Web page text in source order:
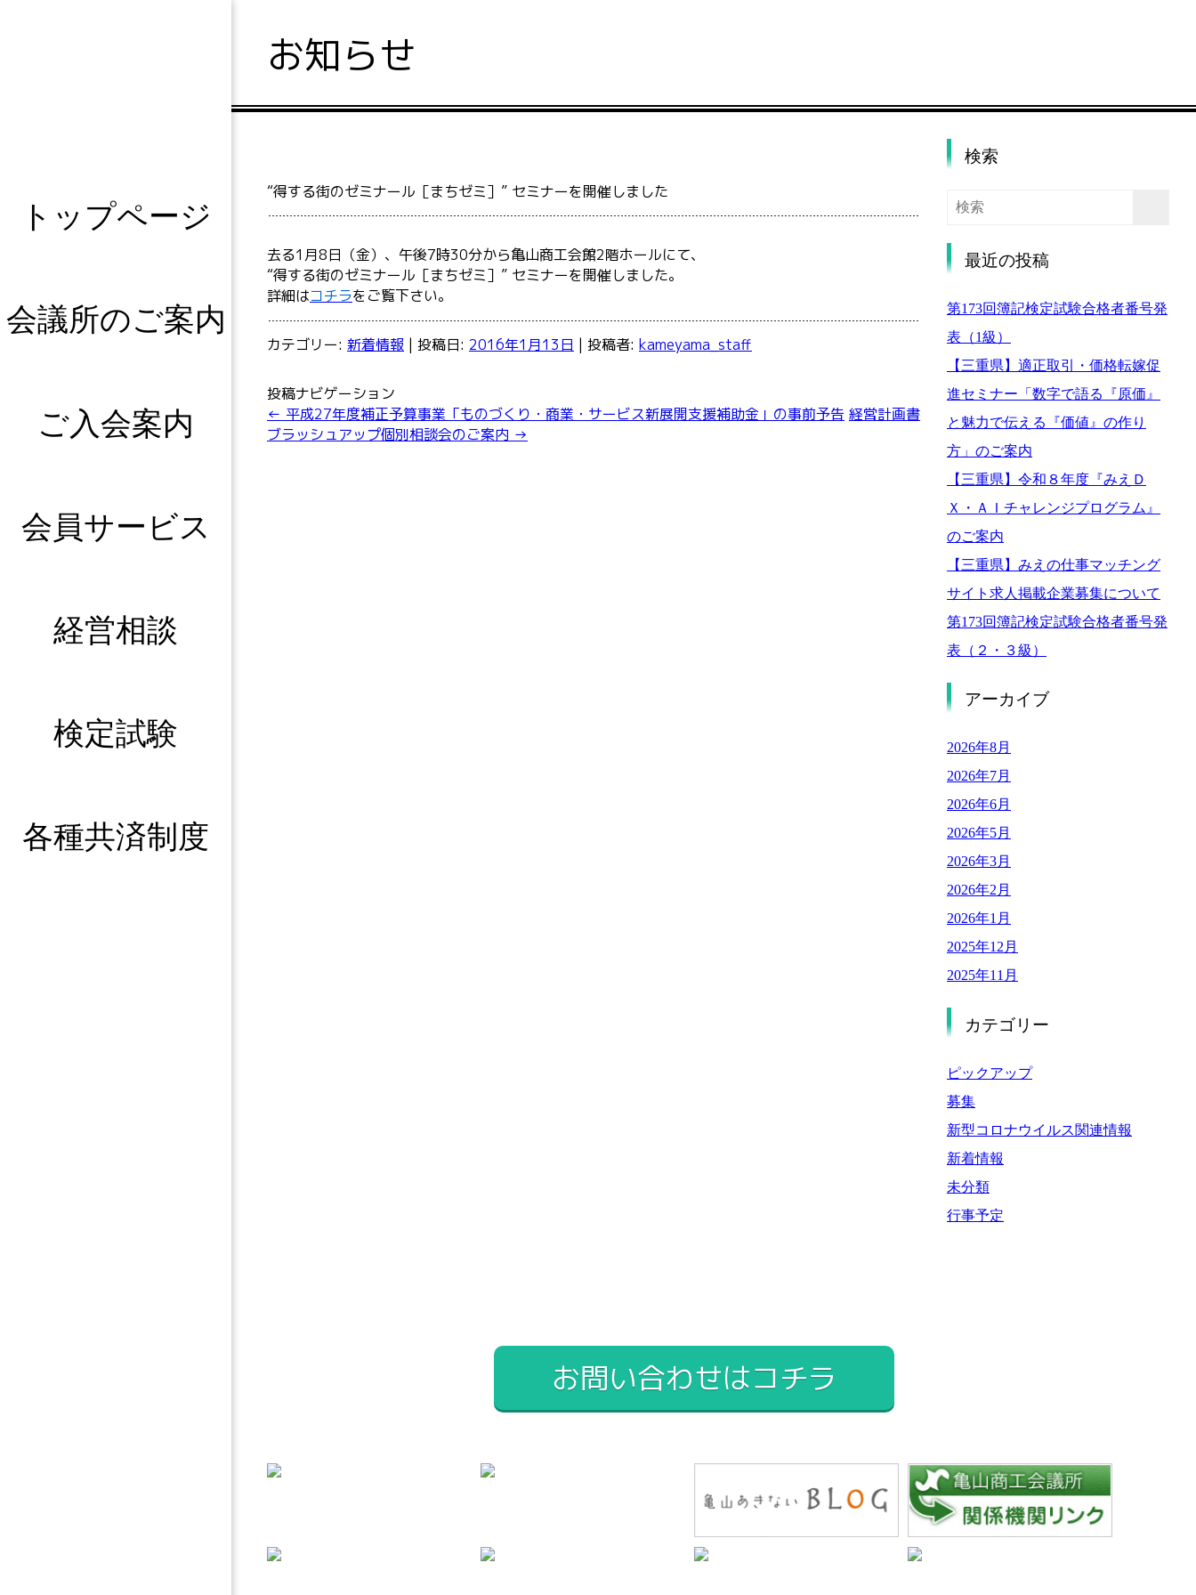
トップページ
会議所のご案内
ご入会案内
会員サービス
経営相談
検定試験
各種共済制度
お知らせ
“得する街のゼミナール［まちゼミ］” セミナーを開催しました
去る1月8日（金）、午後7時30分から亀山商工会館2階ホールにて、
“得する街のゼミナール［まちゼミ］” セミナーを開催しました。
詳細はコチラをご覧下さい。
カテゴリー: 新着情報 | 投稿日: 2016年1月13日 | 投稿者: kameyama_staff
投稿ナビゲーション
← 平成27年度補正予算事業「ものづくり・商業・サービス新展開支援補助金」の事前予告 経営計画書
ブラッシュアップ個別相談会のご案内 →
検索
最近の投稿
第173回簿記検定試験合格者番号発
表（1級）
【三重県】適正取引・価格転嫁促
進セミナー「数字で語る『原価』
と魅力で伝える『価値』の作り
方」のご案内
【三重県】令和８年度『みえＤ
Ｘ・ＡＩチャレンジプログラム』
のご案内
【三重県】みえの仕事マッチング
サイト求人掲載企業募集について
第173回簿記検定試験合格者番号発
表（２・３級）
アーカイブ
2026年8月
2026年7月
2026年6月
2026年5月
2026年3月
2026年2月
2026年1月
2025年12月
2025年11月
2025年8月
2024年4月
2024年3月
カテゴリー
ピックアップ
募集
新型コロナウイルス関連情報
新着情報
未分類
行事予定
お問い合わせはコチラ